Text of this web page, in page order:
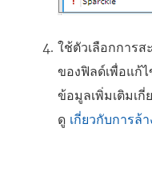
ใช้ตัวเลือกการส
ของฟิลด์เพื่อแก้
ข้อมูลเพิ่มเติมเ
ดู เกี่ยวกับการล้า